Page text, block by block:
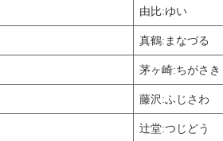
由比:ゆい
真鶴:まなづる
茅ヶ崎:ちがさき
藤沢:ふじさわ
辻堂:つじどう